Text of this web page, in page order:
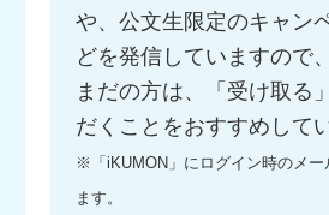
や、公文生限定のキャン
どを発信していますので
まだの方は、「受け取る
だくことをおすすめして
※「iKUMON」にログイン時のメー
ます。